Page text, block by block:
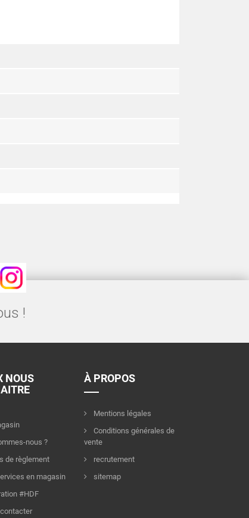
Instagram
!
NOUS
nous ?
de règlement
en magasin
#HDF
À PROPOS
Mentions légales
Conditions générales de
vente
recrutement
sitemap